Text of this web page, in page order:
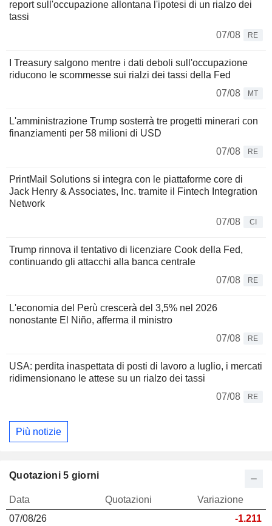
report sull'occupazione allontana l'ipotesi di un rialzo dei
tassi
07/08
RE
I Treasury salgono mentre i dati deboli sull'occupazione
riducono le scommesse sui rialzi dei tassi della Fed
07/08
MT
L'amministrazione Trump sosterrà tre progetti minerari con
finanziamenti per 58 milioni di USD
07/08
RE
PrintMail Solutions si integra con le piattaforme core di
Jack Henry & Associates, Inc. tramite il Fintech Integration
Network
07/08
CI
Trump rinnova il tentativo di licenziare Cook della Fed,
continuando gli attacchi alla banca centrale
07/08
RE
L'economia del Perù crescerà del 3,5% nel 2026
nonostante El Niño, afferma il ministro
07/08
RE
USA: perdita inaspettata di posti di lavoro a luglio, i mercati
ridimensionano le attese su un rialzo dei tassi
07/08
RE
Più notizie
Quotazioni 5 giorni
Data Quotazioni
Variazione
07/08/26
-1.211